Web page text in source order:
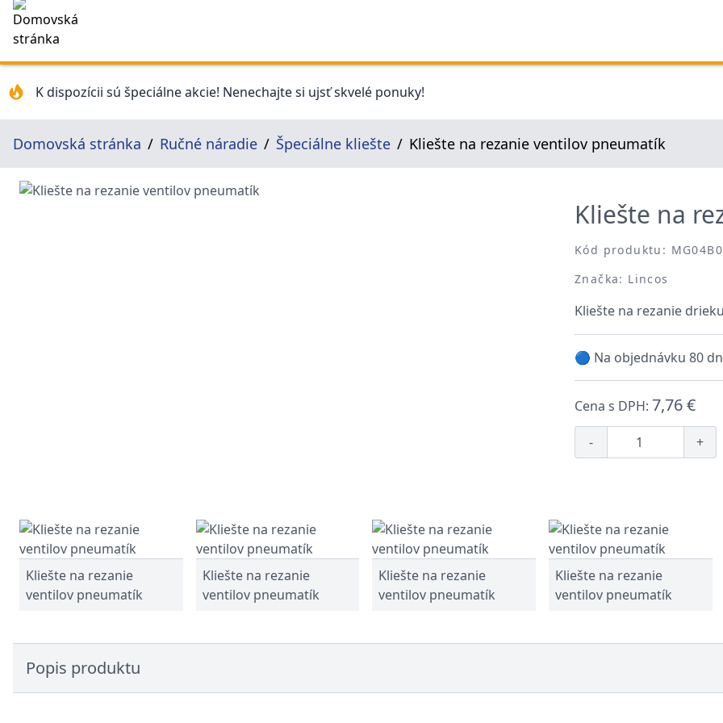
K dispozícii sú špeciálne akcie! Nenechajte si ujsť skvelé ponuky!
Domovská stránka Ručné náradie Špeciálne kliešte Kliešte na rezanie ventilov pneumatík
Kliešte na
Kód produktu:
Značka: Lincos
Kliešte na rezanie
🔵 Na objednávku 80
Cena s DPH: 7,76 €
- +
Kliešte na rezanie
ventilov pneumatík
Kliešte na rezanie
ventilov pneumatík
Kliešte na rezanie
ventilov pneumatík
Kliešte na rezanie
ventilov pneumatík
Popis produktu